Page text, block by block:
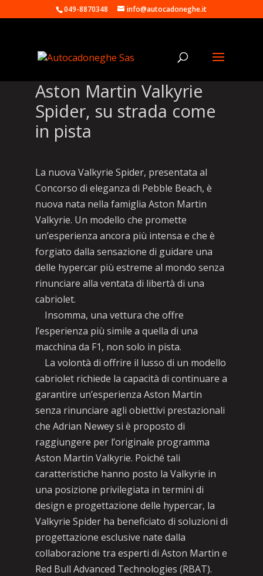
049-8870348 info@autocadoneghe.it
Aston Martin Valkyrie
Spider, su strada come
in pista
La nuova Valkyrie Spider, presentata al
Concorso di eleganza di Pebble Beach, è
nuova nata nella famiglia Aston Martin
Valkyrie. Un modello che promette
un’esperienza ancora più intensa e che è
forgiato dalla sensazione di guidare una
delle hypercar più estreme al mondo senza
rinunciare alla ventata di libertà di una
cabriolet.
Insomma, una vettura che offre
l’esperienza più simile a quella di una
macchina da F1, non solo in pista.
La volontà di offrire il lusso di un modello
cabriolet richiede la capacità di continuare a
garantire un’esperienza Aston Martin
senza rinunciare agli obiettivi prestazionali
che Adrian Newey si è proposto di
raggiungere per l’originale programma
Aston Martin Valkyrie. Poiché tali
caratteristiche hanno posto la Valkyrie in
una posizione privilegiata in termini di
design e progettazione delle hypercar, la
Valkyrie Spider ha beneficiato di soluzioni di
progettazione esclusive nate dalla
collaborazione tra esperti di Aston Martin e
Red Bull Advanced Technologies (RBAT).